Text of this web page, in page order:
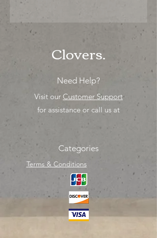
solo los mejores precios para tu
tienda o proyecto" venta por
Clovers.
Need Help?
Visit our Customer Support
for assistance or call us at
Categories
Terms & Conditions